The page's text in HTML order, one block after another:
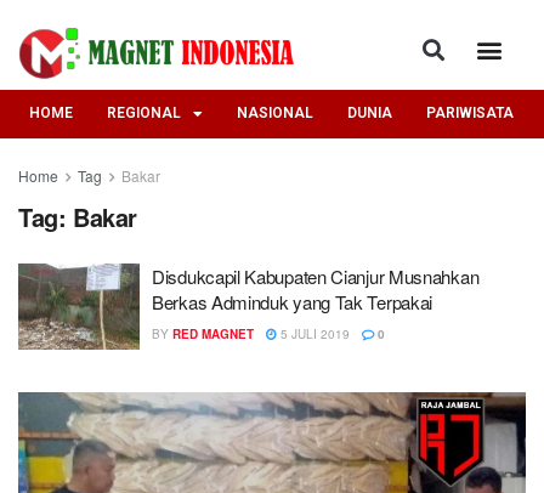
HOME REGIONAL NASIONAL DUNIA PARIWISATA
Home Tag Bakar
Tag: Bakar
Disdukcapil Kabupaten Cianjur Musnahkan
Berkas Adminduk yang Tak Terpakai
BY RED MAGNET 5 JULI 2019 0